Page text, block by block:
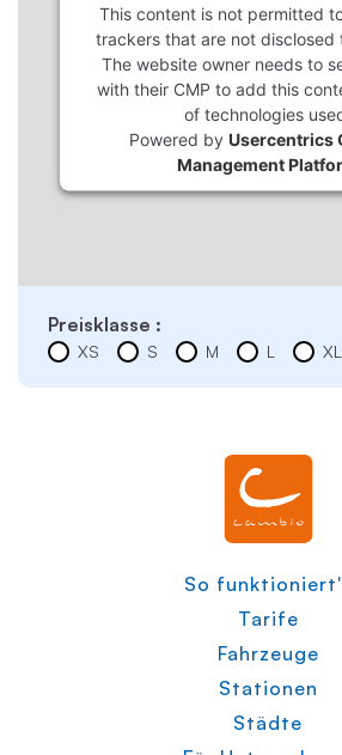
This content is not permitted
trackers that are not disclosed
The website owner needs to
with their CMP to add this
of technologies
Powered by Usercentrics
Management
Preisklasse :
XS S M L XL
So
Tarife
Fahrzeuge
Stationen
Städte